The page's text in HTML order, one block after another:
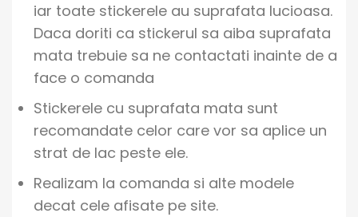
iar toate stickerele au suprafata lucioasa.
Daca doriti ca stickerul sa aiba suprafata
mata trebuie sa ne contactati inainte de a
face o comanda
Stickerele cu suprafata mata sunt
recomandate celor care vor sa aplice un
strat de lac peste ele.
Realizam la comanda si alte modele
decat cele afisate pe site.